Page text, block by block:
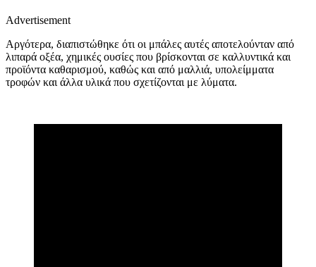
Advertisement
Αργότερα, διαπιστώθηκε ότι οι μπάλες αυτές αποτελούνταν από
λιπαρά οξέα, χημικές ουσίες που βρίσκονται σε καλλυντικά και
προϊόντα καθαρισμού, καθώς και από μαλλιά, υπολείμματα
τροφών και άλλα υλικά που σχετίζονται με λύματα.